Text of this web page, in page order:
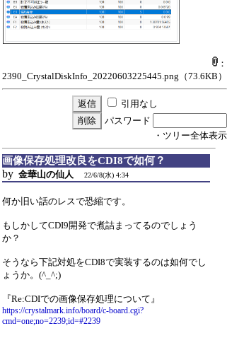
：
2390_CrystalDiskInfo_20220603225445.png （73.6KB）
引用なし
パスワード
・ツリー全体表示
画像保存処理改良をCDI8で如何？
by 金華山の仙人 22/6/8(水) 4:34
何か旧い話のレスで恐縮です。
もしかしてCDI9開発で煮詰まってるのでしょう
か？
そうなら下記対処をCDI8で実装するのは如何でし
ょうか。(^_^;)
『Re:CDIでの画像保存処理について』
https://crystalmark.info/board/c-board.cgi?
cmd=one;no=2239;id=#2239